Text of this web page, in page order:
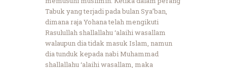
Tabuk yang terjadi pada bulan Sya’ban,
dimana raja Yohana telah mengikuti
Rasulullah shallallahu ‘alaihi wasallam
walaupun dia tidak masuk Islam, namun
dia tunduk kepada nabi Muhammad
shallallahu ‘alaihi wasallam, maka